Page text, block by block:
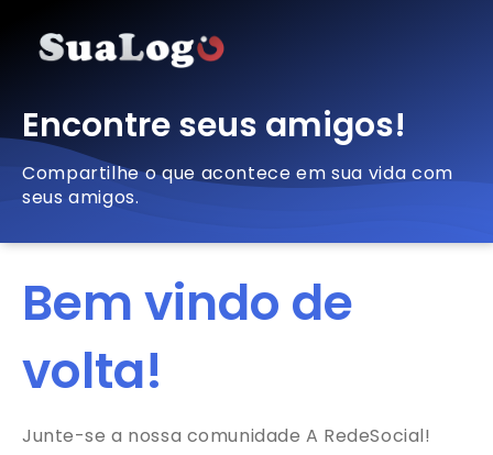
Encontre seus amigos!
Compartilhe o que acontece em sua vida com
seus amigos.
Bem vindo de
volta!
Junte-se a nossa comunidade A RedeSocial!